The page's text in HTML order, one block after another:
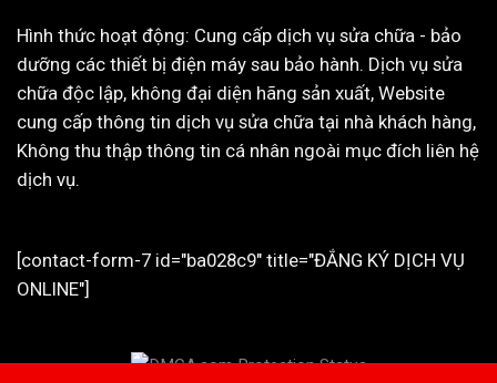
Hình thức hoạt động: Cung cấp dịch vụ sửa chữa - bảo
dưỡng các thiết bị điện máy sau bảo hành. Dịch vụ sửa
chữa độc lập, không đại diện hãng sản xuất, Website
cung cấp thông tin dịch vụ sửa chữa tại nhà khách hàng,
Không thu thập thông tin cá nhân ngoài mục đích liên hệ
dịch vụ.
[contact-form-7 id="ba028c9" title="ĐẮNG KÝ DỊCH VỤ
ONLINE"]